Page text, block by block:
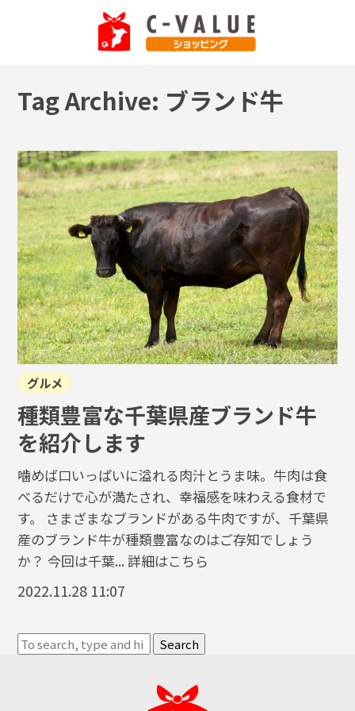
Tag Archive: ブランド牛
グルメ
種類豊富な千葉県産ブランド牛
を紹介します
噛めば口いっぱいに溢れる肉汁とうま味。牛肉は食
べるだけで心が満たされ、幸福感を味わえる食材で
す。 さまざまなブランドがある牛肉ですが、千葉県
産のブランド牛が種類豊富なのはご存知でしょう
か？ 今回は千葉...詳細はこちら
2022.11.28 11:07
Search